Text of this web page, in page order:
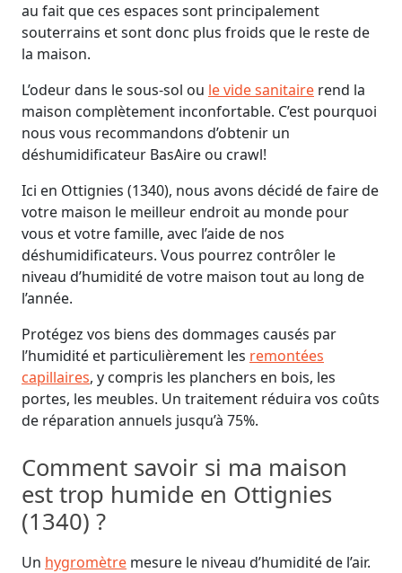
au fait que ces espaces sont principalement
souterrains et sont donc plus froids que le reste de
la maison.
L’odeur dans le sous-sol ou le vide sanitaire rend la
maison complètement inconfortable. C’est pourquoi
nous vous recommandons d’obtenir un
déshumidificateur BasAire ou crawl!
Ici en Ottignies (1340), nous avons décidé de faire de
votre maison le meilleur endroit au monde pour
vous et votre famille, avec l’aide de nos
déshumidificateurs. Vous pourrez contrôler le
niveau d’humidité de votre maison tout au long de
l’année.
Protégez vos biens des dommages causés par
l’humidité et particulièrement les remontées
capillaires, y compris les planchers en bois, les
portes, les meubles. Un traitement réduira vos coûts
de réparation annuels jusqu’à 75%.
Comment savoir si ma maison
est trop humide en Ottignies
(1340) ?
Un hygromètre mesure le niveau d’humidité de l’air.